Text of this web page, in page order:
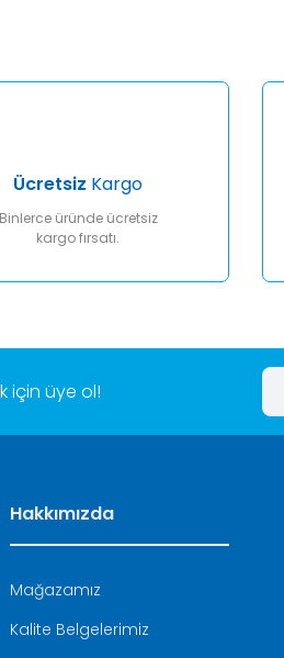
Gönder
Ücretsiz Kargo
üründe ücretsiz
kargo fırsatı.
için üye ol!
Hakkımızda
Mağazamız
Kalite Belgelerimiz